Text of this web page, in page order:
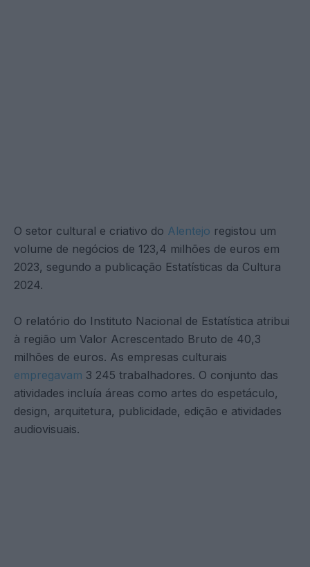
O setor cultural e criativo do Alentejo registou um
volume de negócios de 123,4 milhões de euros em
2023, segundo a publicação Estatísticas da Cultura
2024.
O relatório do Instituto Nacional de Estatística atribui
à região um Valor Acrescentado Bruto de 40,3
milhões de euros. As empresas culturais
empregavam 3 245 trabalhadores. O conjunto das
atividades incluía áreas como artes do espetáculo,
design, arquitetura, publicidade, edição e atividades
audiovisuais.